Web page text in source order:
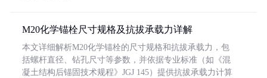
M20化学锚栓尺寸规格及抗拔承载力详解
本文详细解析M20化学锚栓的尺寸规格和抗拔承载力，包
括螺杆直径、钻孔尺寸等参数，并依据专业标准（如《混
凝土结构后锚固技术规程》JGJ 145）提供抗拔承载力计算